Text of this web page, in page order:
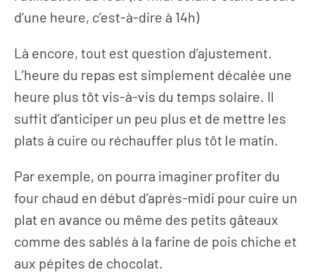
d’une heure, c’est-à-dire à 14h)
Là encore, tout est question d’ajustement.
L’heure du repas est simplement décalée une
heure plus tôt vis-à-vis du temps solaire. Il
suffit d’anticiper un peu plus et de mettre les
plats à cuire ou réchauffer plus tôt le matin.
Par exemple, on pourra imaginer profiter du
four chaud en début d’après-midi pour cuire un
plat en avance ou même des petits gâteaux
comme des sablés à la farine de pois chiche et
aux pépites de chocolat.